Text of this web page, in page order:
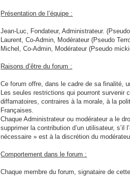
Présentation de l’équipe :
Jean-Luc, Fondateur, Administrateur.
Laurent, Co-Admin, Modérateur (Pseudo
Michel, Co-Admin, Modérateur (Pseudo
Raisons d’être du forum :
Ce forum offre, dans le cadre de sa finalité,
Les seules restrictions qui pourront survenir
diffamatoires, contraires à la morale, à la
Françaises.
Chaque Administrateur ou modérateur a le
supprimer la contribution d’un utilisateur, s’il
nécessaire » est à la discrétion du
Comportement dans le forum :
Chaque membre du forum, signataire de